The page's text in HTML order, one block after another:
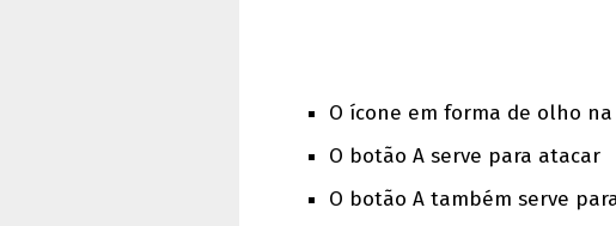
O ícone em forma de olho na
O botão A serve para atacar
O botão A também serve